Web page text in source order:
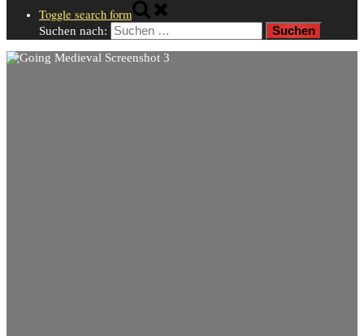
Toggle search form
Suchen nach: